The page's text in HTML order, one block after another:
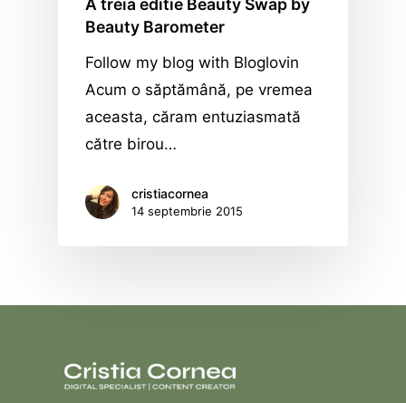
A treia editie Beauty Swap by
Beauty Barometer
Follow my blog with Bloglovin
Acum o săptămână, pe vremea
aceasta, căram entuziasmată
către birou…
cristiacornea
14 septembrie 2015